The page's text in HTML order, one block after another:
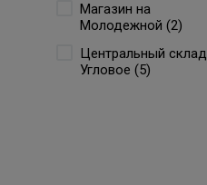
Магазин на
Молодежной (2)
Центральный склад
Угловое (5)